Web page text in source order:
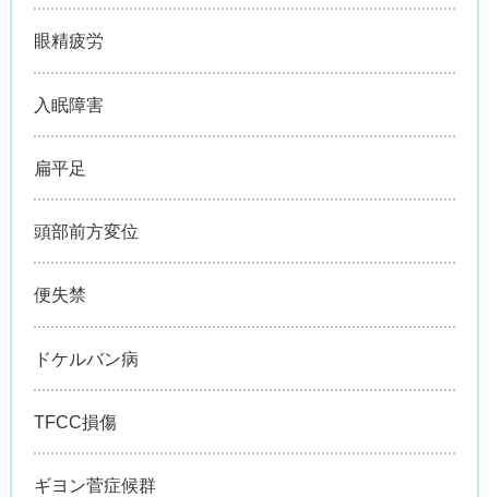
眼精疲労
入眠障害
扁平足
頭部前方変位
便失禁
ドケルバン病
TFCC損傷
ギヨン菅症候群